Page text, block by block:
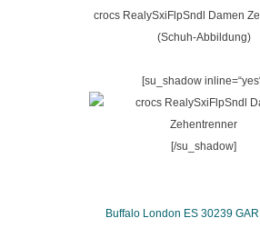
crocs RealySxiFlpSndl Damen
(Schuh-Abbildung)
[su_shadow
[/su_shadow]
Buffalo London ES 30239